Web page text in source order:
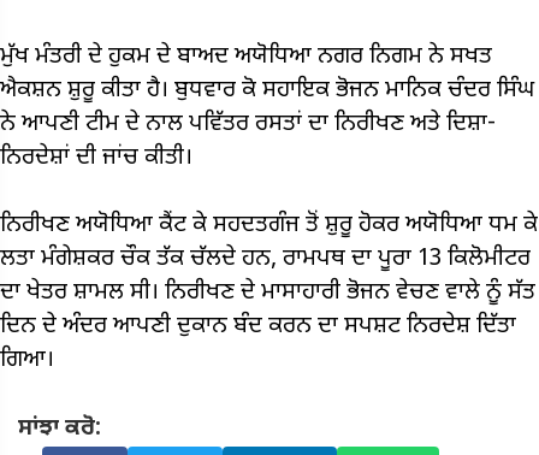
ਮੁੱਖ ਮੰਤਰੀ ਦੇ ਹੁਕਮ ਦੇ ਬਾਅਦ ਅਯੋਧਿਆ ਨਗਰ ਨਿਗਮ ਨੇ ਸਖਤ
ਐਕਸ਼ਨ ਸ਼ੁਰੂ ਕੀਤਾ ਹੈ। ਬੁਧਵਾਰ ਕੋ ਸਹਾਇਕ ਭੋਜਨ ਮਾਨਿਕ ਚੰਦਰ ਸਿੰਘ
ਨੇ ਆਪਣੀ ਟੀਮ ਦੇ ਨਾਲ ਪਵਿੱਤਰ ਰਸਤਾਂ ਦਾ ਨਿਰੀਖਣ ਅਤੇ ਦਿਸ਼ਾ-
ਨਿਰਦੇਸ਼ਾਂ ਦੀ ਜਾਂਚ ਕੀਤੀ।
ਨਿਰੀਖਣ ਅਯੋਧਿਆ ਕੈਂਟ ਕੇ ਸਹਦਤਗੰਜ ਤੋਂ ਸ਼ੁਰੂ ਹੋਕਰ ਅਯੋਧਿਆ ਧਮ ਕੇ
ਲਤਾ ਮੰਗੇਸ਼ਕਰ ਚੌਕ ਤੱਕ ਚੱਲਦੇ ਹਨ, ਰਾਮਪਥ ਦਾ ਪੂਰਾ 13 ਕਿਲੋਮੀਟਰ
ਦਾ ਖੇਤਰ ਸ਼ਾਮਲ ਸੀ। ਨਿਰੀਖਣ ਦੇ ਮਾਸਾਹਾਰੀ ਭੋਜਨ ਵੇਚਣ ਵਾਲੇ ਨੂੰ ਸੱਤ
ਦਿਨ ਦੇ ਅੰਦਰ ਆਪਣੀ ਦੁਕਾਨ ਬੰਦ ਕਰਨ ਦਾ ਸਪਸ਼ਟ ਨਿਰਦੇਸ਼ ਦਿੱਤਾ
ਗਿਆ।
ਸਾਂਝਾ ਕਰੋ: